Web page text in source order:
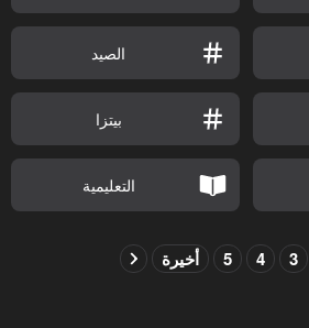
الصيد
بيتزا
التعليمية
3
4
5 أخيرة